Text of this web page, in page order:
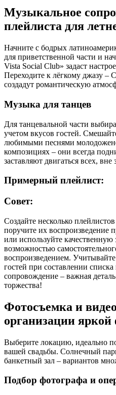
Музыкальное
плейлиста для
Начните с бодрых
для приветственной части и
Vista Social Club» задаст
Переходите к лёгкому джазу –
создадут романтическую
Музыка для танцев
Для танцевальной части
учетом вкусов гостей.
любимыми песнями
композициях – они всегда
заставляют двигаться всех, вне
Примерный плейлист:
Совет:
Создайте несколько
поручите их воспроизведение
или используйте качественную
возможностью
воспроизведением.
гостей при составлении
сопровождение – важная
торжества!
Фотосъемка и
организации яркой
Выберите локацию, идеально
вашей свадьбы. Солнечный
банкетный зал – вариантов
Подбор фотографа и